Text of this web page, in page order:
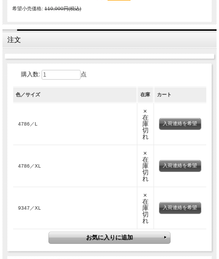
希望小売価格: 110,000円(税込)
注文
購入数: 点
色／サイズ 在庫 カート
4786／L
×
在
庫
切
れ
入荷連絡を希望
4786／XL
×
在
庫
切
れ
入荷連絡を希望
9347／XL
×
在
庫
切
れ
入荷連絡を希望